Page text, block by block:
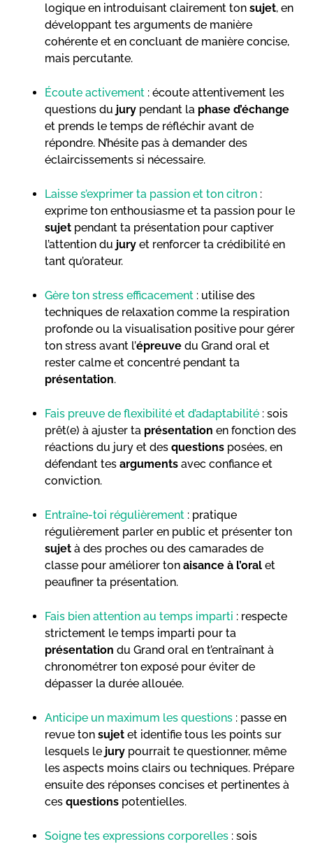
logique en introduisant clairement ton sujet, en
développant tes arguments de manière
cohérente et en concluant de manière concise,
mais percutante.
Écoute activement : écoute attentivement les
questions du jury pendant la phase d’échange
et prends le temps de réfléchir avant de
répondre. N’hésite pas à demander des
éclaircissements si nécessaire.
Laisse s’exprimer ta passion et ton citron :
exprime ton enthousiasme et ta passion pour le
sujet pendant ta présentation pour captiver
l’attention du jury et renforcer ta crédibilité en
tant qu’orateur.
Gère ton stress efficacement : utilise des
techniques de relaxation comme la respiration
profonde ou la visualisation positive pour gérer
ton stress avant l’épreuve du Grand oral et
rester calme et concentré pendant ta
présentation.
Fais preuve de flexibilité et d’adaptabilité : sois
prêt(e) à ajuster ta présentation en fonction des
réactions du jury et des questions posées, en
défendant tes arguments avec confiance et
conviction.
Entraîne-toi régulièrement : pratique
régulièrement parler en public et présenter ton
sujet à des proches ou des camarades de
classe pour améliorer ton aisance à l’oral et
peaufiner ta présentation.
Fais bien attention au temps imparti : respecte
strictement le temps imparti pour ta
présentation du Grand oral en t’entraînant à
chronométrer ton exposé pour éviter de
dépasser la durée allouée.
Anticipe un maximum les questions : passe en
revue ton sujet et identifie tous les points sur
lesquels le jury pourrait te questionner, même
les aspects moins clairs ou techniques. Prépare
ensuite des réponses concises et pertinentes à
ces questions potentielles.
Soigne tes expressions corporelles : sois